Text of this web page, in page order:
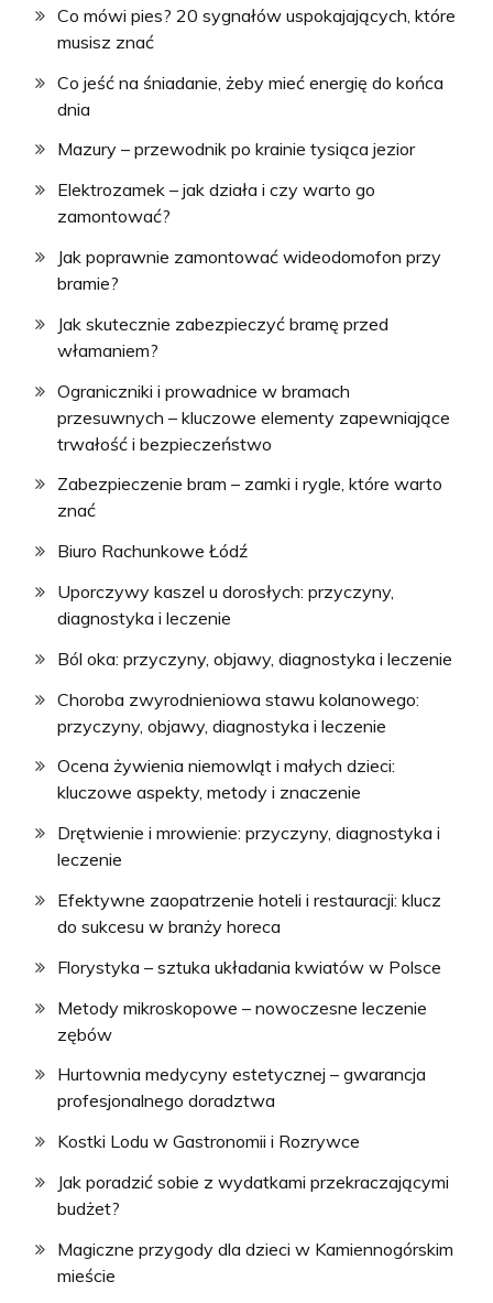
Co mówi pies? 20 sygnałów uspokajających, które
musisz znać
Co jeść na śniadanie, żeby mieć energię do końca
dnia
Mazury – przewodnik po krainie tysiąca jezior
Elektrozamek – jak działa i czy warto go
zamontować?
Jak poprawnie zamontować wideodomofon przy
bramie?
Jak skutecznie zabezpieczyć bramę przed
włamaniem?
Ograniczniki i prowadnice w bramach
przesuwnych – kluczowe elementy zapewniające
trwałość i bezpieczeństwo
Zabezpieczenie bram – zamki i rygle, które warto
znać
Biuro Rachunkowe Łódź
Uporczywy kaszel u dorosłych: przyczyny,
diagnostyka i leczenie
Ból oka: przyczyny, objawy, diagnostyka i leczenie
Choroba zwyrodnieniowa stawu kolanowego:
przyczyny, objawy, diagnostyka i leczenie
Ocena żywienia niemowląt i małych dzieci:
kluczowe aspekty, metody i znaczenie
Drętwienie i mrowienie: przyczyny, diagnostyka i
leczenie
Efektywne zaopatrzenie hoteli i restauracji: klucz
do sukcesu w branży horeca
Florystyka – sztuka układania kwiatów w Polsce
Metody mikroskopowe – nowoczesne leczenie
zębów
Hurtownia medycyny estetycznej – gwarancja
profesjonalnego doradztwa
Kostki Lodu w Gastronomii i Rozrywce
Jak poradzić sobie z wydatkami przekraczającymi
budżet?
Magiczne przygody dla dzieci w Kamiennogórskim
mieście